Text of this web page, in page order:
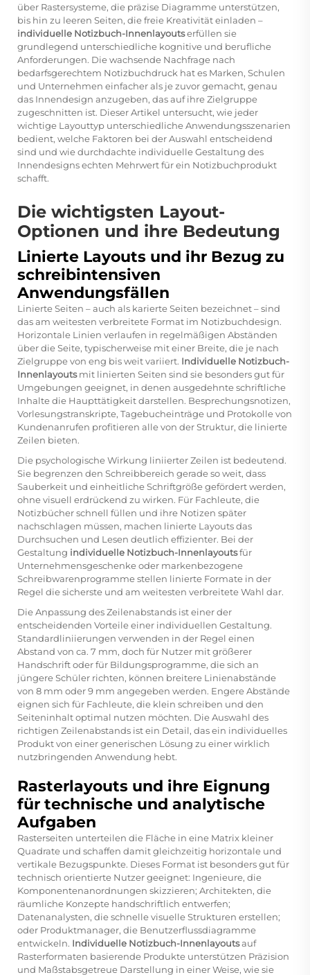
über Rastersysteme, die präzise Diagramme unterstützen,
bis hin zu leeren Seiten, die freie Kreativität einladen –
individuelle Notizbuch-Innenlayoutserfüllen sie
grundlegend unterschiedliche kognitive und berufliche
Anforderungen. Die wachsende Nachfrage nach
bedarfsgerechtem Notizbuchdruck hat es Marken, Schulen
und Unternehmen einfacher als je zuvor gemacht, genau
das Innendesign anzugeben, das auf ihre Zielgruppe
zugeschnitten ist. Dieser Artikel untersucht, wie jeder
wichtige Layouttyp unterschiedliche Anwendungsszenarien
bedient, welche Faktoren bei der Auswahl entscheidend
sind und wie durchdachte individuelle Gestaltung des
Innendesigns echten Mehrwert für ein Notizbuchprodukt
schafft.
Die wichtigsten Layout-
Optionen und ihre Bedeutung
Linierte Layouts und ihr Bezug zu
schreibintensiven
Anwendungsfällen
Linierte Seiten – auch als karierte Seiten bezeichnet – sind
das am weitesten verbreitete Format im Notizbuchdesign.
Horizontale Linien verlaufen in regelmäßigen Abständen
über die Seite, typischerweise mit einer Breite, die je nach
Zielgruppe von eng bis weit variiert. Individuelle Notizbuch-
Innenlayoutsmit linierten Seiten sind sie besonders gut für
Umgebungen geeignet, in denen ausgedehnte schriftliche
Inhalte die Haupttätigkeit darstellen. Besprechungsnotizen,
Vorlesungstranskripte, Tagebucheinträge und Protokolle von
Kundenanrufen profitieren alle von der Struktur, die linierte
Zeilen bieten.
Die psychologische Wirkung liniierter Zeilen ist bedeutend.
Sie begrenzen den Schreibbereich gerade so weit, dass
Sauberkeit und einheitliche Schriftgröße gefördert werden,
ohne visuell erdrückend zu wirken. Für Fachleute, die
Notizbücher schnell füllen und ihre Notizen später
nachschlagen müssen, machen linierte Layouts das
Durchsuchen und Lesen deutlich effizienter. Bei der
Gestaltung individuelle Notizbuch-Innenlayoutsfür
Unternehmensgeschenke oder markenbezogene
Schreibwarenprogramme stellen linierte Formate in der
Regel die sicherste und am weitesten verbreitete Wahl dar.
Die Anpassung des Zeilenabstands ist einer der
entscheidenden Vorteile einer individuellen Gestaltung.
Standardliniierungen verwenden in der Regel einen
Abstand von ca. 7 mm, doch für Nutzer mit größerer
Handschrift oder für Bildungsprogramme, die sich an
jüngere Schüler richten, können breitere Linienabstände
von 8 mm oder 9 mm angegeben werden. Engere Abstände
eignen sich für Fachleute, die klein schreiben und den
Seiteninhalt optimal nutzen möchten. Die Auswahl des
richtigen Zeilenabstands ist ein Detail, das ein individuelles
Produkt von einer generischen Lösung zu einer wirklich
nutzbringenden Anwendung hebt.
Rasterlayouts und ihre Eignung
für technische und analytische
Aufgaben
Rasterseiten unterteilen die Fläche in eine Matrix kleiner
Quadrate und schaffen damit gleichzeitig horizontale und
vertikale Bezugspunkte. Dieses Format ist besonders gut für
technisch orientierte Nutzer geeignet: Ingenieure, die
Komponentenanordnungen skizzieren; Architekten, die
räumliche Konzepte handschriftlich entwerfen;
Datenanalysten, die schnelle visuelle Strukturen erstellen;
oder Produktmanager, die Benutzerflussdiagramme
entwickeln. Individuelle Notizbuch-Innenlayoutsauf
Rasterformaten basierende Produkte unterstützen Präzision
und Maßstabsgetreue Darstellung in einer Weise, wie sie